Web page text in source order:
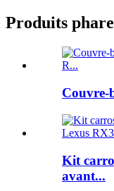
Produits
Couvre-
Kit
avant...